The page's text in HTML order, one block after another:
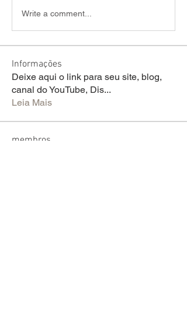
Write a comment...
Informações
Deixe aqui o link para seu site, blog,
canal do YouTube, Dis...
Leia Mais
membros